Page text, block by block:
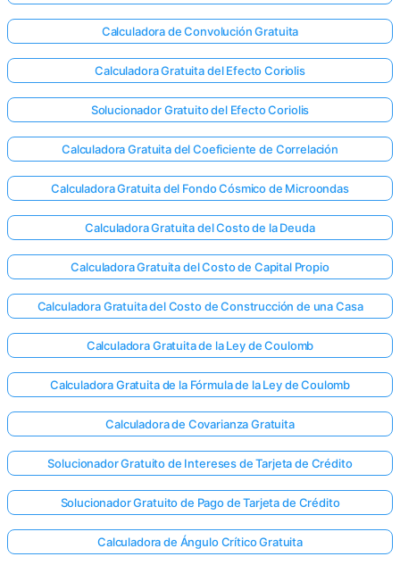
Calculadora de Convolución Gratuita
Calculadora Gratuita del Efecto Coriolis
Solucionador Gratuito del Efecto Coriolis
Calculadora Gratuita del Coeficiente de Correlación
Calculadora Gratuita del Fondo Cósmico de Microondas
Calculadora Gratuita del Costo de la Deuda
Calculadora Gratuita del Costo de Capital Propio
Calculadora Gratuita del Costo de Construcción de una Casa
Calculadora Gratuita de la Ley de Coulomb
Calculadora Gratuita de la Fórmula de la Ley de Coulomb
Calculadora de Covarianza Gratuita
Solucionador Gratuito de Intereses de Tarjeta de Crédito
Solucionador Gratuito de Pago de Tarjeta de Crédito
Calculadora de Ángulo Crítico Gratuita